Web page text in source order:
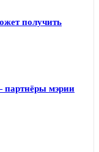
получить
партнёры мэрии